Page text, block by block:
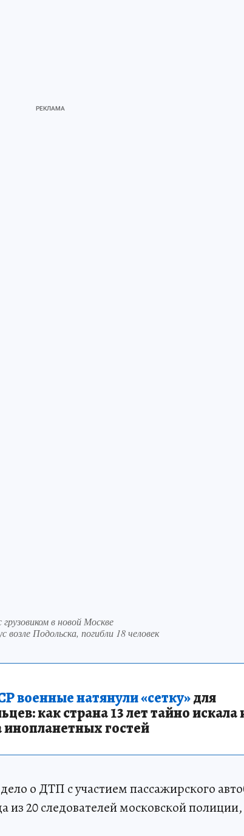
в новой Москве
возле Подольска, погибли 18 человек
военные натянули «сетку»для
как страна 13 лет тайно искала
инопланетных гостей
о ДТП с участием пассажирского
из 20 следователей московской полиции,